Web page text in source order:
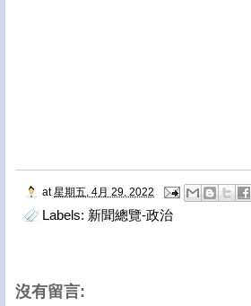
at 星期五, 4月 29, 2022
Labels: 新聞總覽-政治
沒有留言: